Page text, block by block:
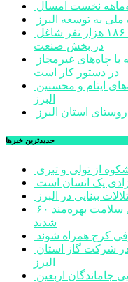
به توسعه البرز
در بخش صنعت
در دستور کار است
البرز
جديدترين خبرها
از تولی و تبری
یک انسان است
۶۰ هزار البرزی از خدمات اردوهای جهادی سلامت بهره‌مند
شدند
کرج همراه شوند
البرز